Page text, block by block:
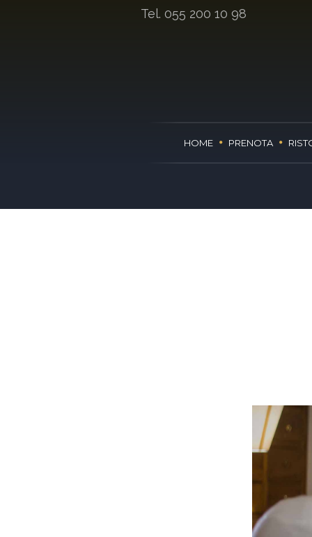
Tel. 055 200 10 98
HOME PRENOTA